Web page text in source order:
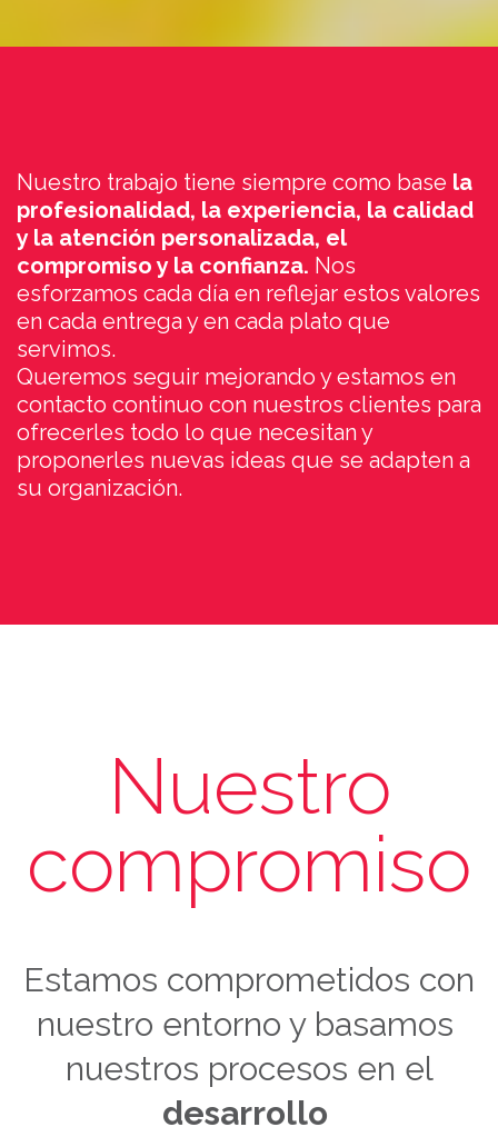
Nuestro trabajo tiene siempre como base la
profesionalidad, la experiencia, la calidad
y la atención personalizada, el
compromiso y la confianza. Nos
esforzamos cada día en reflejar estos valores
en cada entrega y en cada plato que
servimos.
Queremos seguir mejorando y estamos en
contacto continuo con nuestros clientes para
ofrecerles todo lo que necesitan y
proponerles nuevas ideas que se adapten a
su organización.
Nuestro
compromiso
Estamos comprometidos con
nuestro entorno y basamos
nuestros procesos en el
desarrollo